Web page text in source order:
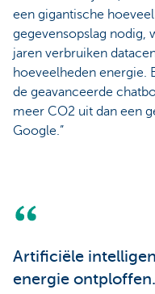
een gigantische
gegevensopslag nodig,
jaren verbruiken
hoeveelheden energie.
de geavanceerde
meer CO2 uit dan een
Google.”
Artificiële
energie